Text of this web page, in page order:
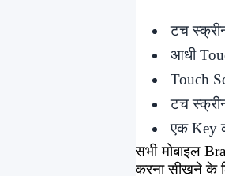
टच
आधी
Touch
टच
एक Key
सभी मोबाइल
करना सीखने के